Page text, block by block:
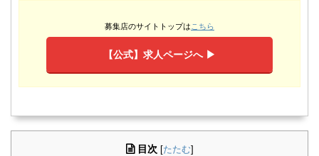
募集店のサイトトップはこちら
【公式】求人ページへ ▶︎
目次 たたむ